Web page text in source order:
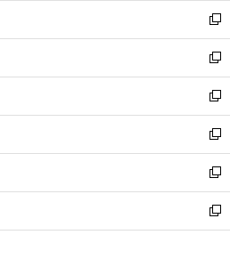
く
で
開
く
ド
ウ
で
開
く
ィ
ン
ド
ウ
で
開
く
し
い
ウ
ィ
ン
ド
ウ
で
開
く
新
し
い
ウ
ィ
ン
ド
ウ
で
開
く
新
し
い
ウ
ィ
ン
ド
ウ
で
開
新
し
い
ウ
ィ
ン
ド
ウ
新
し
い
ウ
ィ
ン
新
し
い
ウ
新
し